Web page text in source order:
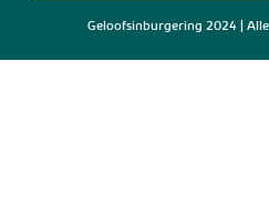
Geloofsinburgering 2024 |